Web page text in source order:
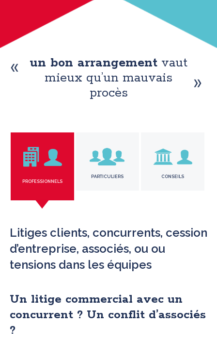
un bon arrangement vaut
mieux qu’un mauvais
procès
PROFESSIONNELS
PARTICULIERS CONSEILS
Litiges clients, concurrents, cession
d’entreprise, associés, ou ou
tensions dans les équipes
Un litige commercial avec un
concurrent ? Un conflit d’associés
?